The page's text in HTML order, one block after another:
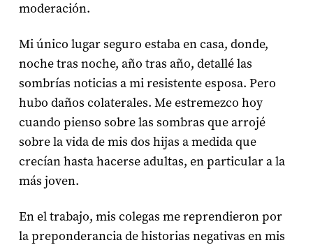
moderación.
Mi único lugar seguro estaba en casa, donde,
noche tras noche, año tras año, detallé las
sombrías noticias a mi resistente esposa. Pero
hubo daños colaterales. Me estremezco hoy
cuando pienso sobre las sombras que arrojé
sobre la vida de mis dos hijas a medida que
crecían hasta hacerse adultas, en particular a la
más joven.
En el trabajo, mis colegas me reprendieron por
la preponderancia de historias negativas en mis